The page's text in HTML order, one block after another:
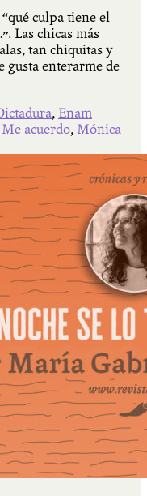
culpa tiene el
Las chicas más
tan chiquitas y
gusta enterarme de
, Enam
Me acuerdo, Mónica